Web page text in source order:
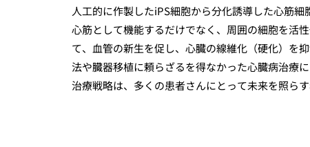
人工的に作製したiPS細胞から分化誘導した心筋
心筋として機能するだけでなく、周囲の細胞を活
て、血管の新生を促し、心臓の線維化（硬化）を
法や臓器移植に頼らざるを得なかった心臓病治療
治療戦略は、多くの患者さんにとって未来を照ら